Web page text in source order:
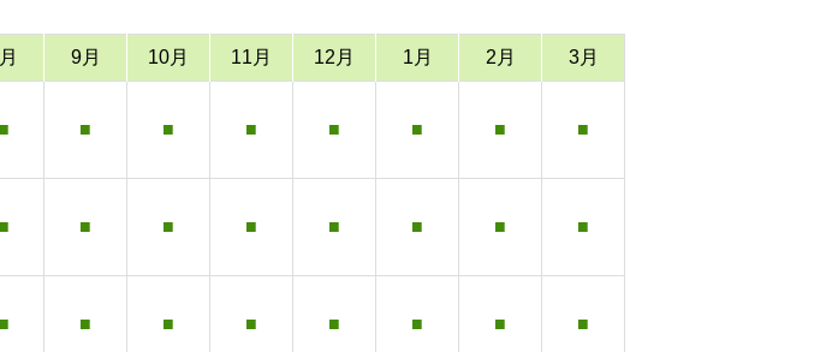
9月 10月 11月 12月 1月 2月 3月
■ ■ ■ ■ ■ ■ ■ ■
■ ■ ■ ■ ■ ■ ■ ■
■ ■ ■ ■ ■ ■ ■ ■